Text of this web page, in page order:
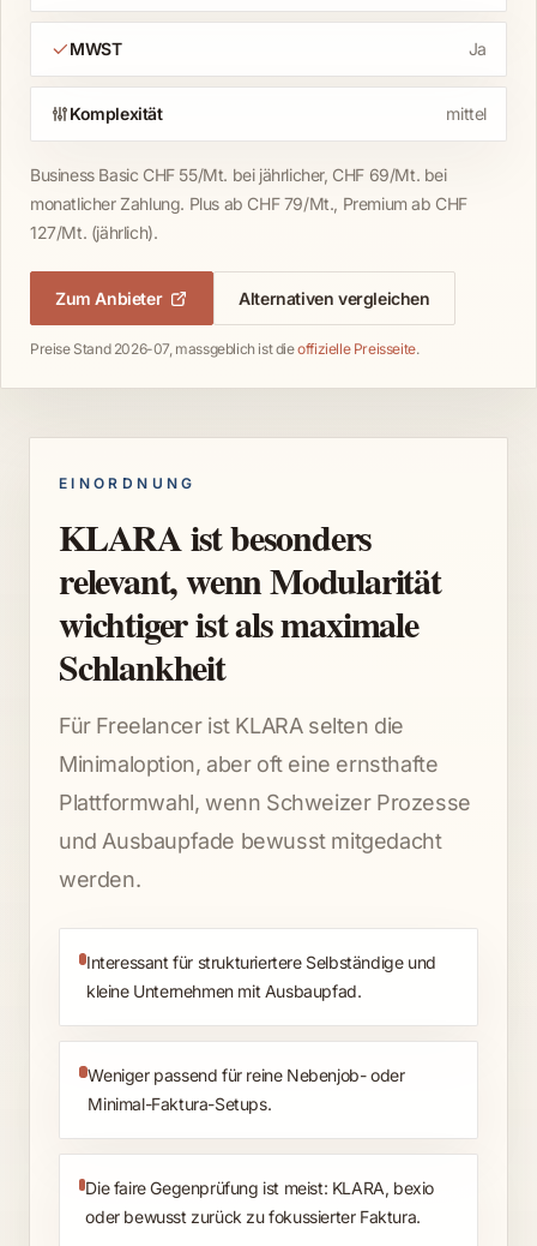
MWST Ja
Komplexität mittel
Business Basic CHF 55/Mt. bei jährlicher, CHF 69/Mt. bei
monatlicher Zahlung. Plus ab CHF 79/Mt., Premium ab CHF
127/Mt. (jährlich).
Zum Anbieter Alternativen vergleichen
Preise Stand 2026-07, massgeblich ist dieoffizielle Preisseite.
EINORDNUNG
KLARA ist besonders
relevant, wenn Modularität
wichtiger ist als maximale
Schlankheit
Für Freelancer ist KLARA selten die
Minimaloption, aber oft eine ernsthafte
Plattformwahl, wenn Schweizer Prozesse
und Ausbaupfade bewusst mitgedacht
werden.
Interessant für strukturiertere Selbständige und
kleine Unternehmen mit Ausbaupfad.
Weniger passend für reine Nebenjob- oder
Minimal-Faktura-Setups.
Die faire Gegenprüfung ist meist: KLARA, bexio
oder bewusst zurück zu fokussierter Faktura.